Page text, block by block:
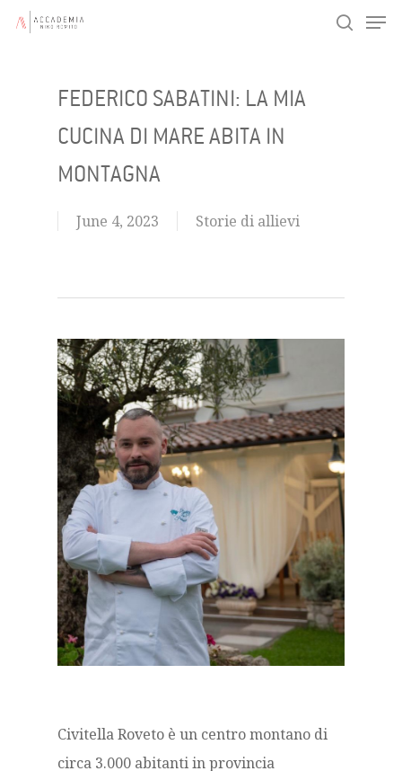
Skip
FEDERICO SABATINI: LA MIA
CUCINA DI MARE ABITA IN
MONTAGNA
June 4, 2023 Storie di allievi
Civitella Roveto è un centro montano di
circa 3.000 abitanti in provincia